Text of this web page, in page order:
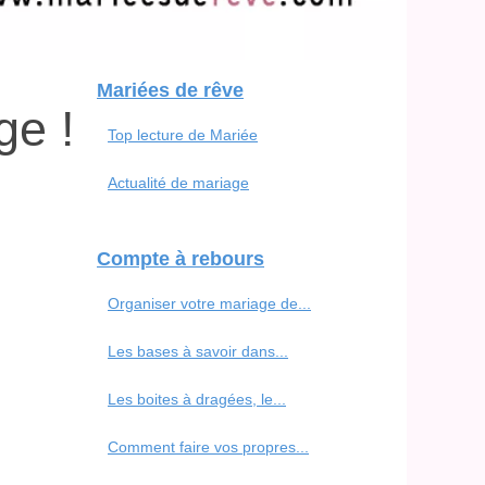
!
Mariées de rêve
Top lecture de Mariée
Actualité de mariage
Compte à rebours
Organiser votre mariage de...
Les bases à savoir dans...
Les boites à dragées, le...
Comment faire vos propres...